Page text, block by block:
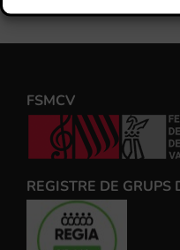
FSMCV
REGISTRE DE